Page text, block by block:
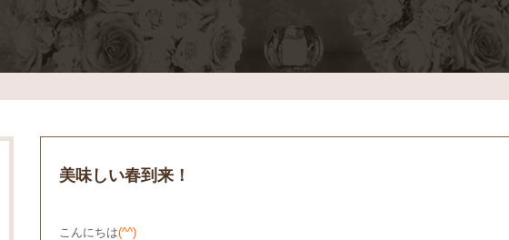
美味しい春到来！
こんにちは(^^)